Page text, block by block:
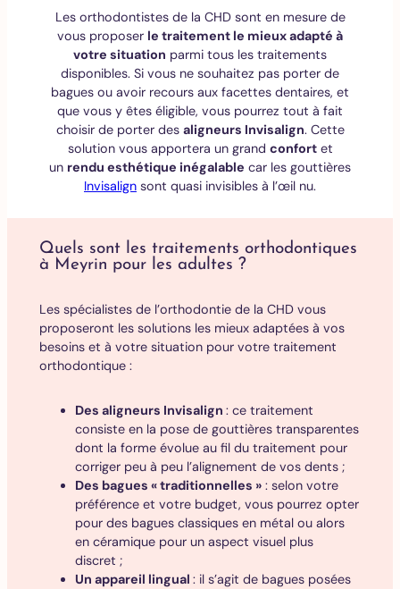
Les orthodontistes de la CHD sont en mesure de
vous proposer le traitement le mieux adapté à
votre situation parmi tous les traitements
disponibles. Si vous ne souhaitez pas porter de
bagues ou avoir recours aux facettes dentaires, et
que vous y êtes éligible, vous pourrez tout à fait
choisir de porter des aligneurs Invisalign. Cette
solution vous apportera un grand confortet
un rendu esthétique inégalable car les gouttières
Invisalign sont quasi invisibles à l’œil nu.
Quels sont les traitements orthodontiques
à Meyrin pour les adultes ?
Les spécialistes de l’orthodontie de la CHD vous
proposeront les solutions les mieux adaptées à vos
besoins et à votre situation pour votre traitement
orthodontique :
Des aligneurs Invisalign : ce traitement
consiste en la pose de gouttières transparentes
dont la forme évolue au fil du traitement pour
corriger peu à peu l’alignement de vos dents ;
Des bagues « traditionnelles » : selon votre
préférence et votre budget, vous pourrez opter
pour des bagues classiques en métal ou alors
en céramique pour un aspect visuel plus
discret ;
Un appareil lingual : il s’agit de bagues posées